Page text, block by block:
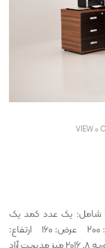
0 VIEW
میز مدیریت آراکس کد کالا: OCT00001290 شامل: یک عدد کمد یک
عدد فایل سه کشو جای کیس ابعاد: طول: ۲۰۰ عرض: ۱۶۰ ارتفاع: